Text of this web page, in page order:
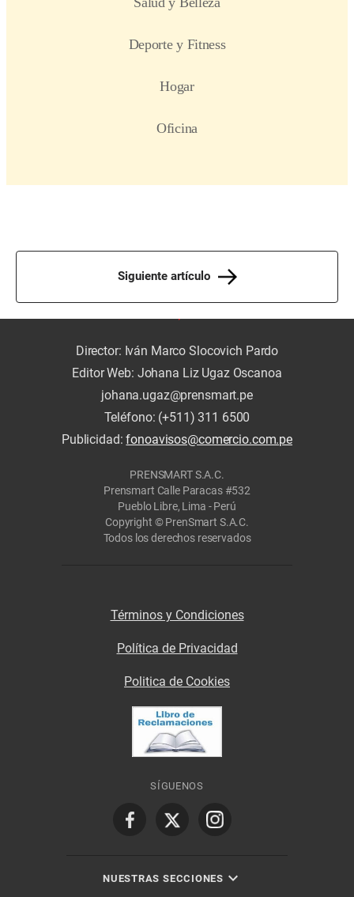
Siguiente artículo
Director: Iván Marco Slocovich Pardo
Editor Web: Johana Liz Ugaz Oscanoa
johana.ugaz@prensmart.pe
Teléfono: (+511) 311 6500
Publicidad:fonoavisos@comercio.com.pe
PRENSMART S.A.C.
Prensmart Calle Paracas #532
Pueblo Libre, Lima - Perú
Copyright © PrenSmart S.A.C.
Todos los derechos reservados
Términos y Condiciones
Política de Privacidad
Politica de Cookies
SÍGUENOS
NUESTRAS SECCIONES